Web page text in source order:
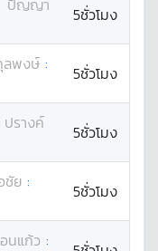
ปัญญา
5ชั่วโมง
ลพงษ์ :
5ชั่วโมง
ปรางค์
5ชั่วโมง
ชัย :
5ชั่วโมง
นแก้ว :